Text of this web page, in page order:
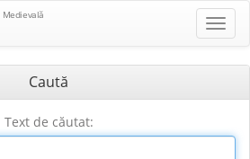
Medievală
Caută
Text de căutat: